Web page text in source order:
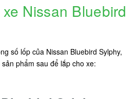
Nissan Bluebird
số lốp của Nissan Bluebird Sylphy,
phẩm sau để lắp cho xe: